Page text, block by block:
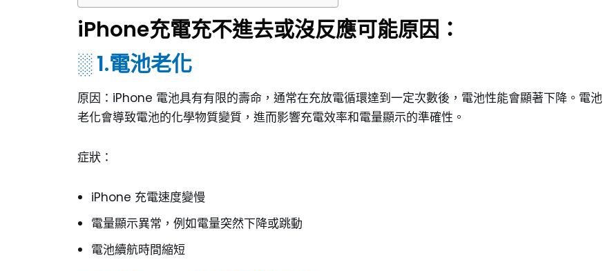
iPhone充電充不進去或沒反應可能原因：
░ 1.電池老化
原因： iPhone 電池具有有限的壽命，通常在充放電循環達到一定次數後，電池性能會顯著下降。電池
老化會導致電池的化學物質變質，進而影響充電效率和電量顯示的準確性。
症狀：
iPhone 充電速度變慢
電量顯示異常，例如電量突然下降或跳動
電池續航時間縮短